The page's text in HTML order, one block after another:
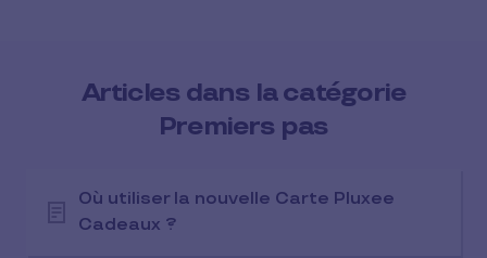
Articles dans la catégorie
Premiers pas
Où utiliser la nouvelle Carte Pluxee
Cadeaux ?